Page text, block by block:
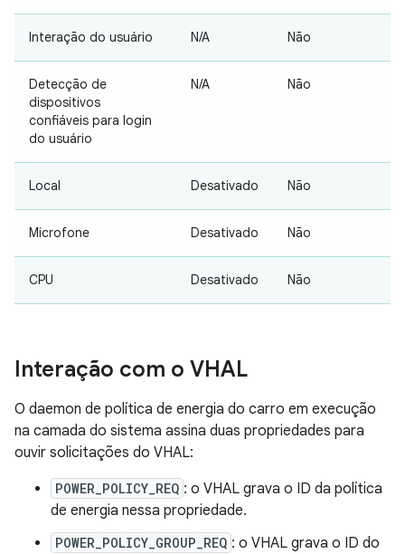
Interação do usuário N/A Não
Detecção de
dispositivos
confiáveis para login
do usuário
N/A Não
Local Desativado Não
Microfone Desativado Não
CPU Desativado Não
Interação com o VHAL
O daemon de política de energia do carro em execução
na camada do sistema assina duas propriedades para
ouvir solicitações do VHAL:
POWER_POLICY_REQ : o VHAL grava o ID da política
de energia nessa propriedade.
POWER_POLICY_GROUP_REQ : o VHAL grava o ID do